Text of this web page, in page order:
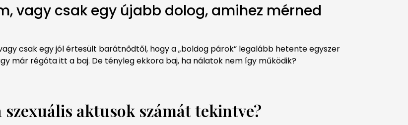
vagy csak egy újabb dolog, amihez mérned
csak egy jól értesült barátnődtől, hogy a „boldog párok” legalább hetente egyszer
már régóta itt a baj. De tényleg ekkora baj, ha nálatok nem így működik?
aktusok számát tekintve?